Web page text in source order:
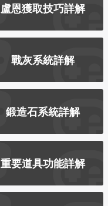
盧恩獲取技巧詳解
戰灰系統詳解
鍛造石系統詳解
重要道具功能詳解